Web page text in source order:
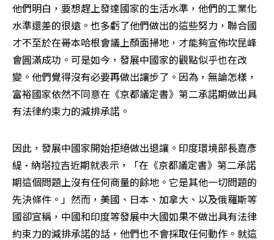
他們明白，要想趕上發達國家的生活水準，他們的工業化
水準還差的很遠。也多虧了他們做出的這些努力，聯合國
才不至於在哥本哈根會議上顏面掃地，才能夠宣佈坎昆峰
會圓滿成功。可是如今，發展中國家的觀點似乎也在改
變。他們覺得沒有必要再做出讓步了。因為，無論怎樣，
富裕國家依然不同意在《京都議定書》第二承諾期做出具
有法律約束力的減排承諾。
因此，發展中國家開始拒絕做出退讓。印度環境部長嘉彥
緹•納塔拉吉近期就表示，「在《京都議定書》第二承諾
期這個問題上沒有任何商量的餘地。它是其他一切問題的
先決條件。」然而，美國、日本、加拿大、以及俄羅斯等
國卻宣稱，中國和印度等發展中大國如果不做出具有法律
約束力的減排承諾的話，他們也不會採取任何動作。就這